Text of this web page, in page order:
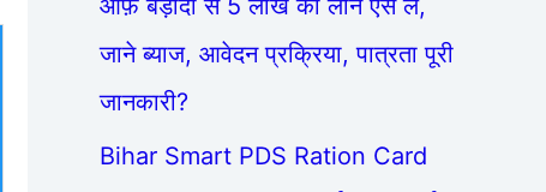
जाने ब्याज, आवेदन प्रक्रिया, पात्रता पूरी
जानकारी?
Bihar Smart PDS Ration Card